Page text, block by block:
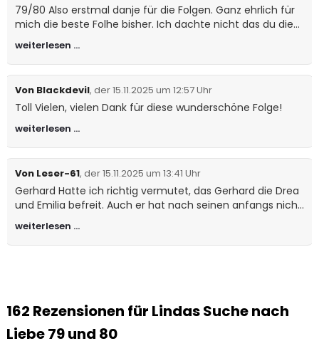
79/80 Also erstmal danje für die Folgen. Ganz ehrlich für
mich die beste Folhe bisher. Ich dachte nicht das du die
Qualität steigern könntest aber du hast es getan.
Unglaublich wie schafst du es nur immer noch einen
drauf zu setzen? Jetzt freue ich mich auf die Dezember
nochmal danke.
weiterlesen …
Von Blackdevil, der 15.11.2025 um 12:57 Uhr
Toll Vielen, vielen Dank für diese wunderschöne Folge!
weiterlesen …
Von Leser-61, der 15.11.2025 um 13:41 Uhr
Gerhard Hatte ich richtig vermutet, das Gerhard die Drea
und Emilia befreit. Auch er hat nach seinen anfangs nicht
gerade glücklichen Leben eine Liebe verdient. Gut so.
Auch Genova hat sich hoffentlich eingekriegt. Interessant
wird es auf dem Dorf, dort kann Linda bei der Kirchweih
nächsten Teil. Viele Grüße an Rudi und sein Team Roland
weiterlesen …
162 Rezensionen für Lindas Suche nach
Liebe 79 und 80